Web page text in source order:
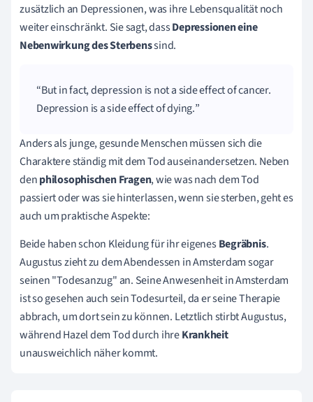
zusätzlich an Depressionen, was ihre Lebensqualität noch
weiter einschränkt. Sie sagt, dassDepressionen eine
Nebenwirkung des Sterbenssind.
But in fact, depression is not a side effect of cancer.
Depression is a side effect of dying.
Anders als junge, gesunde Menschen müssen sich die
Charaktere ständig mit dem Tod auseinandersetzen. Neben
denphilosophischen Fragen, wie was nach dem Tod
passiert oder was sie hinterlassen, wenn sie sterben, geht es
auch um praktische Aspekte:
Beide haben schon Kleidung für ihr eigenesBegräbnis.
Augustus zieht zu dem Abendessen in Amsterdam sogar
seinen "Todesanzug" an. Seine Anwesenheit in Amsterdam
ist so gesehen auch sein Todesurteil, da er seine Therapie
abbrach, um dort sein zu können. Letztlich stirbt Augustus,
während Hazel dem Tod durch ihreKrankheit
unausweichlich näher kommt.